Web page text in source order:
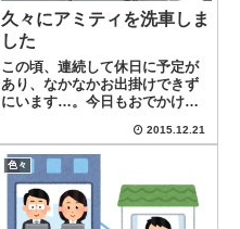
久々にアミティを洗車しま
した
この頃、連続して休日に予定が
あり、なかなかお出掛けできず
にいます…。今日もおでかけは
らなんとか時間が作れたので、
久々にキャンピングカーを洗車
することにしました。なんたっ
て、とんでもなく雨じみが酷
く、気になって仕方...
2015.12.21
色々